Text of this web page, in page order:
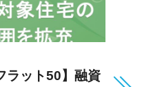
ラット50】融資